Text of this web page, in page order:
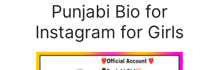
Punjabi Bio for
Instagram for Girls